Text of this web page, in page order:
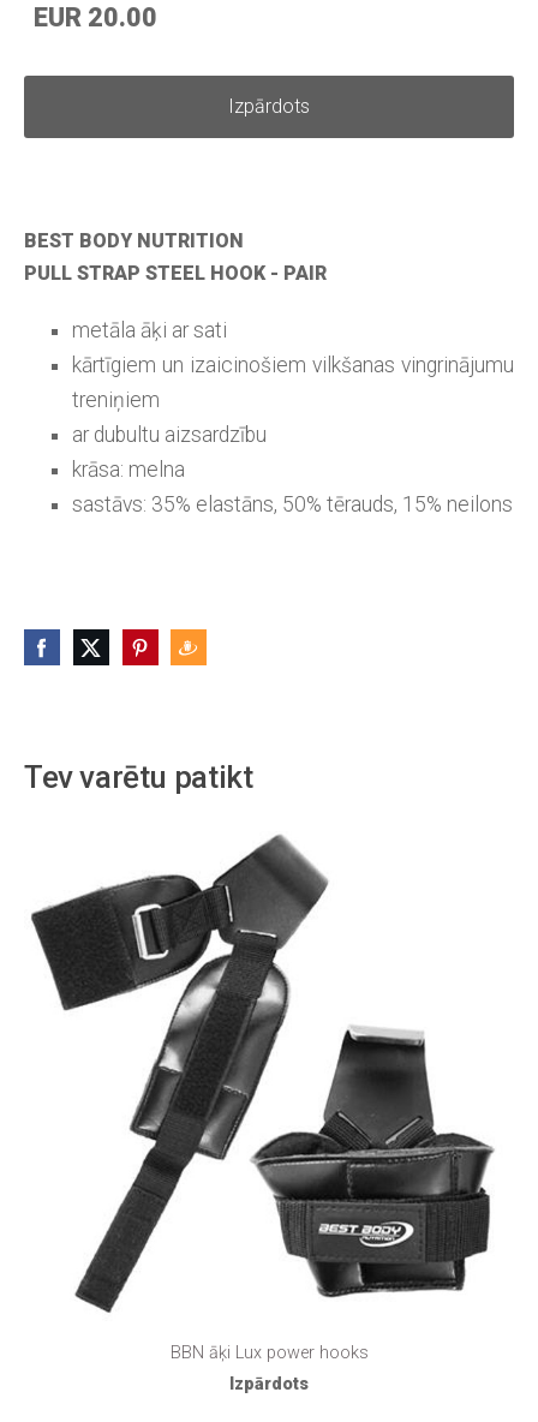
EUR 20.00
Izpārdots
BEST BODY NUTRITION
PULL STRAP STEEL HOOK - PAIR
metāla āķi ar sati
kārtīgiem un izaicinošiem vilkšanas vingrinājumu
treniņiem
ar dubultu aizsardzību
krāsa: melna
sastāvs: 35% elastāns, 50% tērauds, 15% neilons
Tev varētu patikt
BBN āķi Lux power hooks
Izpārdots